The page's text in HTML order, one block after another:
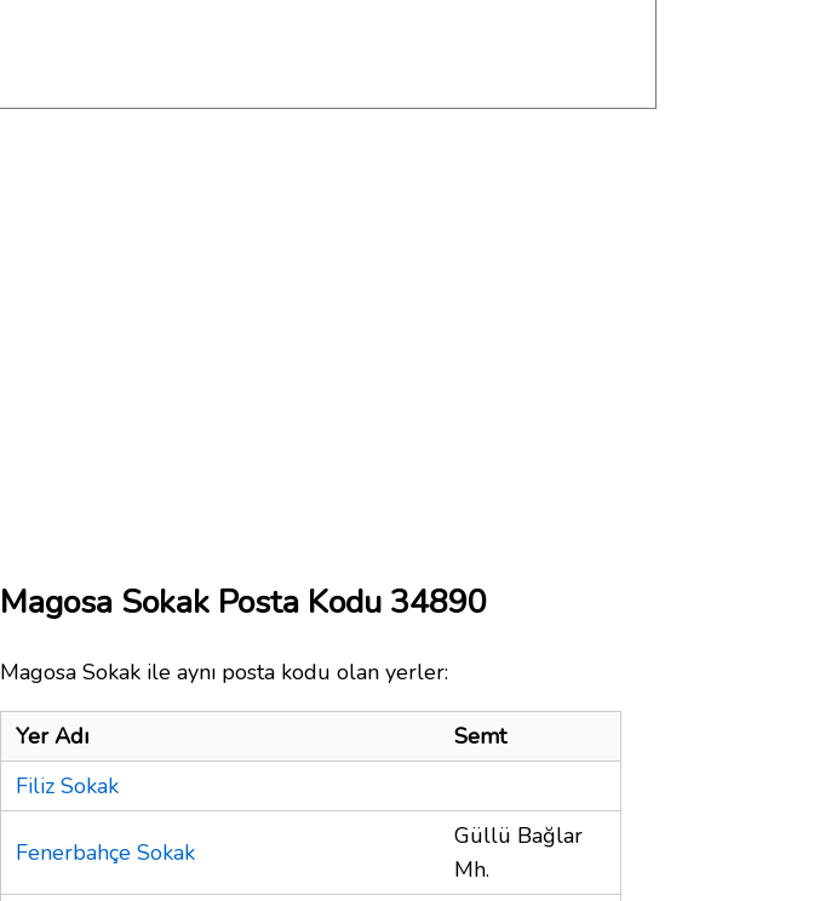
Magosa Sokak Posta Kodu 34890
Magosa Sokak ile aynı posta kodu olan yerler:
Yer Adı
Semt
Filiz Sokak
Fenerbahçe Sokak
Güllü Bağlar
Mh.